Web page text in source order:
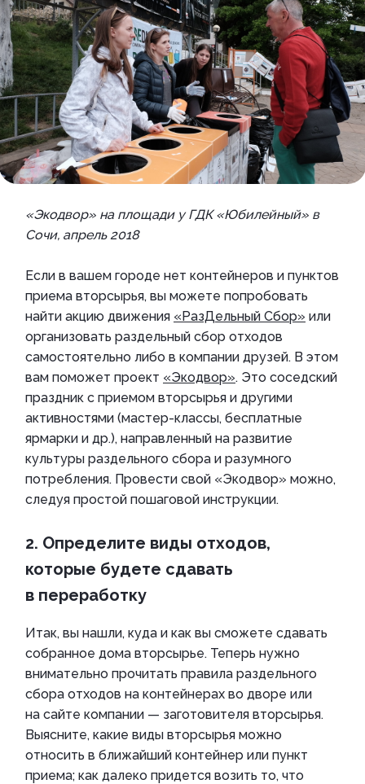
«Экодвор» на площади у ГДК «Юбилейный» в
Сочи, апрель 2018
Если в вашем городе нет контейнеров и пунктов
приема вторсырья, вы можете попробовать
найти акцию движения «РазДельный Сбор» или
организовать раздельный сбор отходов
самостоятельно либо в компании друзей. В этом
вам поможет проект «Экодвор». Это соседский
праздник с приемом вторсырья и другими
активностями (мастер-классы, бесплатные
ярмарки и др.), направленный на развитие
культуры раздельного сбора и разумного
потребления. Провести свой «Экодвор» можно,
следуя простой пошаговой инструкции.
2. Определите виды отходов,
которые будете сдавать
в переработку
Итак, вы нашли, куда и как вы сможете сдавать
собранное дома вторсырье. Теперь нужно
внимательно прочитать правила раздельного
сбора отходов на контейнерах во дворе или
на сайте компании — заготовителя вторсырья.
Выясните, какие виды вторсырья можно
относить в ближайший контейнер или пункт
приема; как далеко придется возить то, что